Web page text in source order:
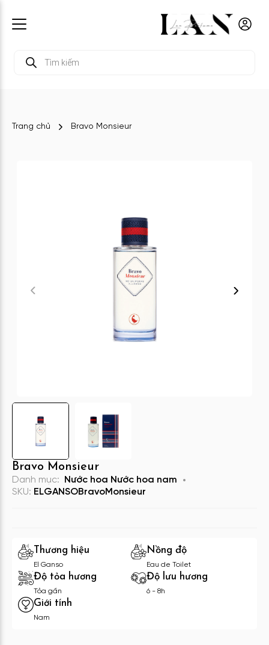
kiếm
Trang chủ Bravo Monsieur
Bravo Monsieur
Danh mục: Nước hoa Nước hoa nam
SKU: ELGANSOBravoMonsieur
Thương hiệu
El Ganso
Nồng độ
Eau de Toilet
Độ tỏa hương
Tỏa gần
Độ lưu hương
6 - 8h
Giới tính
Nam